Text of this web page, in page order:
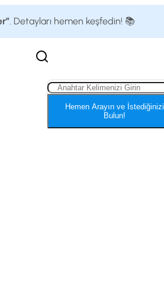
. Detayları hemen keşfedin! 📚
Hemen Arayın ve İstediğinizi
Bulun!